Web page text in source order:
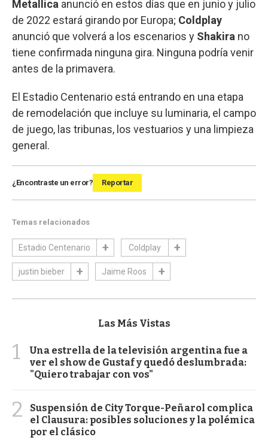
Metallica anunció en estos días que en junio y julio
de 2022 estará girando por Europa; Coldplay
anunció que volverá a los escenarios y Shakira no
tiene confirmada ninguna gira. Ninguna podría venir
antes de la primavera.
El Estadio Centenario está entrando en una etapa
de remodelación que incluye su luminaria, el campo
de juego, las tribunas, los vestuarios y una limpieza
general.
¿Encontraste un error? Reportar
Temas relacionados
Estadio Centenario Coldplay
justin bieber Jaime Roos
Las Más Vistas
1
Una estrella de la televisión argentina fue a
ver el show de Gustaf y quedó deslumbrada:
"Quiero trabajar con vos"
2
Suspensión de City Torque-Peñarol complica
el Clausura: posibles soluciones y la polémica
por el clásico